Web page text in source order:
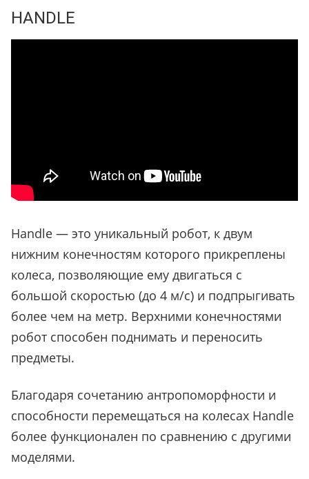
HANDLE
Handle — это уникальный робот, к двум
нижним конечностям которого прикреплены
колеса, позволяющие ему двигаться с
большой скоростью (до 4 м/с) и подпрыгивать
более чем на метр. Верхними конечностями
робот способен поднимать и переносить
предметы.
Благодаря сочетанию антропоморфности и
способности перемещаться на колесах Handle
более функционален по сравнению с другими
моделями.